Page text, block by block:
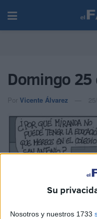
Su
Nosotros y nuestros 1733
Domingo
Por Vicente Álvarez